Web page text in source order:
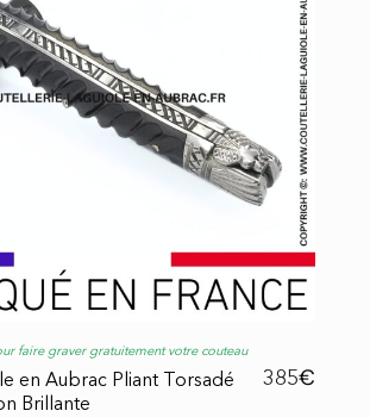
faire graver gratuitement votre couteau
en Aubrac Pliant Torsadé
Brillante
385€